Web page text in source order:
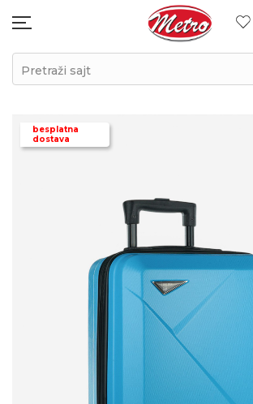
Pretraži sajt
besplatna
dostava